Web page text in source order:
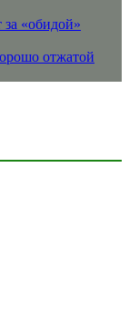
«обидой»
отжатой